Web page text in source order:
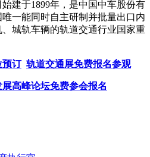
建于1899年，是中国中车股份有
一能同时自主研制并批量出口内
城轨车辆的轨道交通行业国家重
预订 轨道交通展免费报名参观
高峰论坛免费参会报名